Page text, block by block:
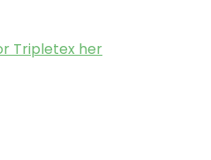
Tripletex her